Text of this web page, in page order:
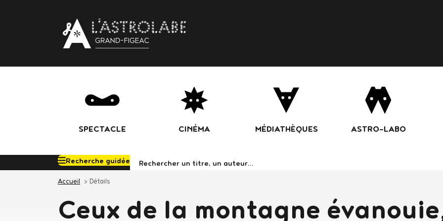
Body
SPECTACLE CINÉMA MÉDIATHÈQUES ASTRO-LABO
Rechercher dans le catalogue
Recherche guidée
Accueil Détails
Ceux de la montagne